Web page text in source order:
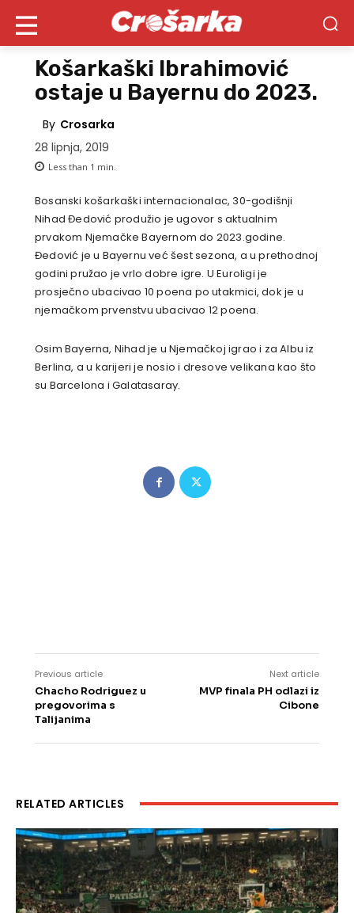
Košarkaški Ibrahimović
ostaje u Bayernu do 2023.
By Crosarka
28 lipnja, 2019
Less than 1 min.
Bosanski košarkaški internacionalac, 30-godišnji
Nihad Đedović produžio je ugovor s aktualnim
prvakom Njemačke Bayernom do 2023.godine.
Đedović je u Bayernu već šest sezona, a u prethodnoj
godini pružao je vrlo dobre igre. U Euroligi je
prosječno ubacivao 10 poena po utakmici, dok je u
njemačkom prvenstvu ubacivao 12 poena.
Osim Bayerna, Nihad je u Njemačkoj igrao i za Albu iz
Berlina, a u karijeri je nosio i dresove velikana kao što
su Barcelona i Galatasaray.
Previous article
Chacho Rodriguez u
pregovorima s
Talijanima
Next article
MVP finala PH odlazi iz
Cibone
RELATED ARTICLES